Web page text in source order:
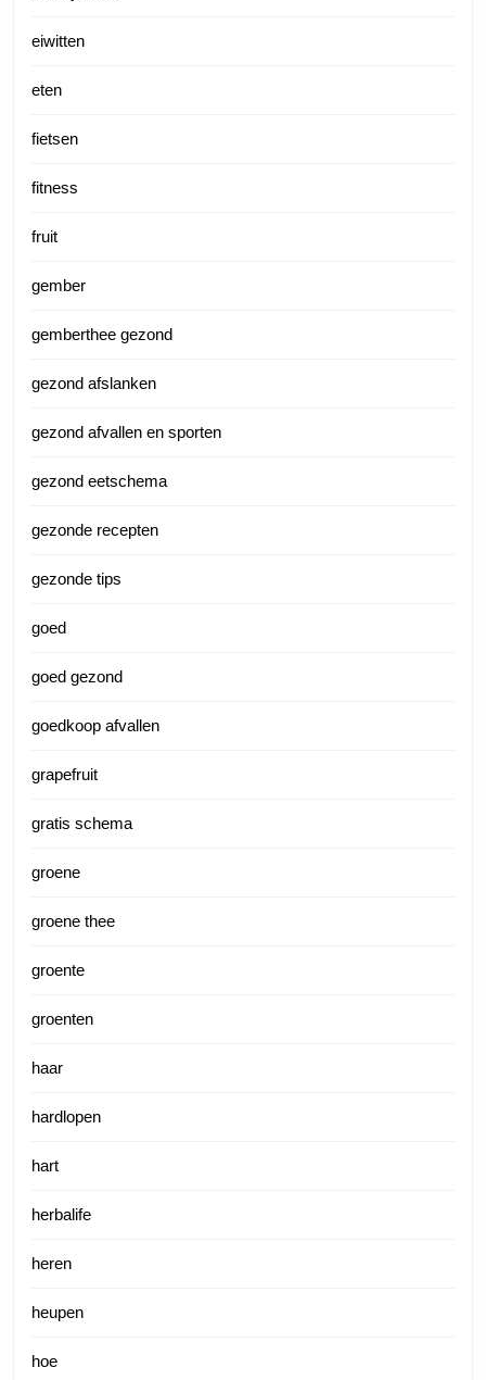
eiwitten
eten
fietsen
fitness
fruit
gember
gemberthee gezond
gezond afslanken
gezond afvallen en sporten
gezond eetschema
gezonde recepten
gezonde tips
goed
goed gezond
goedkoop afvallen
grapefruit
gratis schema
groene
groene thee
groente
groenten
haar
hardlopen
hart
herbalife
heren
heupen
hoe